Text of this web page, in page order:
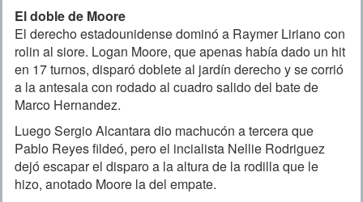
El doble de Moore
El derecho estadounidense dominó a Raymer Liriano con
rolin al siore. Logan Moore, que apenas había dado un hit
en 17 turnos, disparó doblete al jardín derecho y se corrió
a la antesala con rodado al cuadro salido del bate de
Marco Hernandez.
Luego Sergio Alcantara dio machucón a tercera que
Pablo Reyes fildeó, pero el incialista Nellie Rodriguez
dejó escapar el disparo a la altura de la rodilla que le
hizo, anotado Moore la del empate.